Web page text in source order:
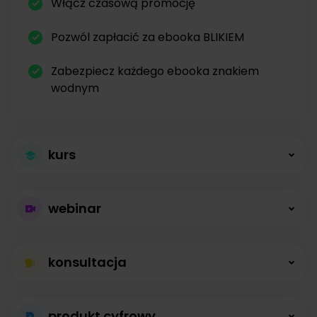
Pozwól zapłacić za ebooka BLIKIEM
Zabezpiecz każdego ebooka znakiem
wodnym
kurs
kursów
Kursy online z modułami, lekcjami, nagraniami i
opisami dostępne od zaraz.
webinar
bez limitów
konsultacja